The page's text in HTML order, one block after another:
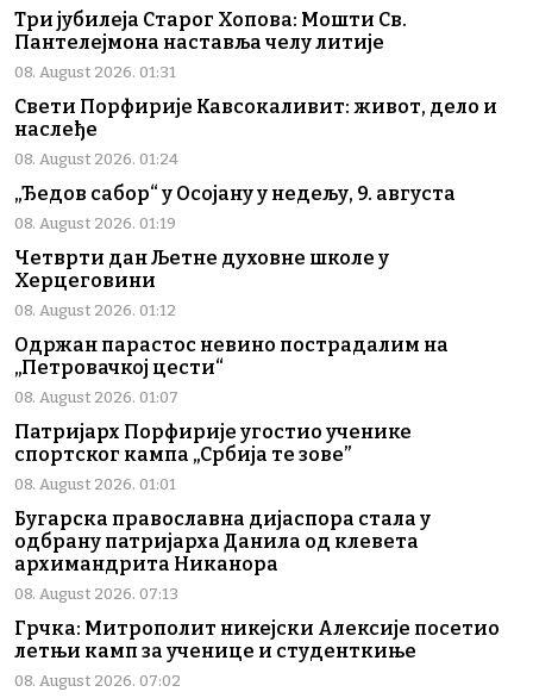
Три јубилеја Старог Хопова: Мошти Св.
Пантелејмона наставља челу литије
08. August 2026. 01:31
Свети Порфирије Кавсокаливит: живот, дело и
наслеђе
08. August 2026. 01:24
„Ђедов сабор“ у Осојану у недељу, 9. августа
08. August 2026. 01:19
Четврти дан Љетне духовне школе у
Херцеговини
08. August 2026. 01:12
Одржан парастос невино пострадалим на
„Петровачкој цести“
08. August 2026. 01:07
Патријарх Порфирије угостио ученике
спортског кампа „Србија те зове”
08. August 2026. 01:01
Бугарска православна дијаспора стала у
одбрану патријарха Данила од клевета
архимандрита Никанора
08. August 2026. 07:13
Грчка: Митрополит никејски Алексије посетио
летњи камп за ученице и студенткиње
08. August 2026. 07:02